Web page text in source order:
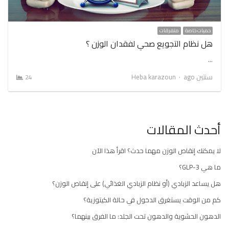
حميات خاصة متفرقات
هل نظام التجويع صحي لفقدان الوزن ؟
…
سنتين ago
Author
Heba karazoun
24
أحدث المقالات
لا يمكنك إنقاص الوزن مهما حدث؟ اقرأ هذا الآن
ما هي GLP-3؟
هل يساعد الزبادي (أو نظام الزبادي الغذائي) على إنقاص الوزن؟
كم من الوقت يستغرق الدخول في حالة الكيتوزية؟
الدهون الحشوية والدهون تحت الجلد: ما الفرق بينهما؟